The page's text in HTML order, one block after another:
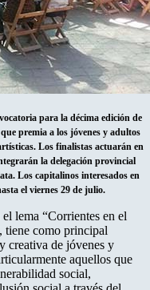
para la décima edición de
premia a los jóvenes y adultos
Los finalistas actuarán en
la delegación provincial
Los capitalinos interesados en
el viernes 29 de julio.
lema “Corrientes en el
tiene como principal
creativa de jóvenes y
aquellos que
social,